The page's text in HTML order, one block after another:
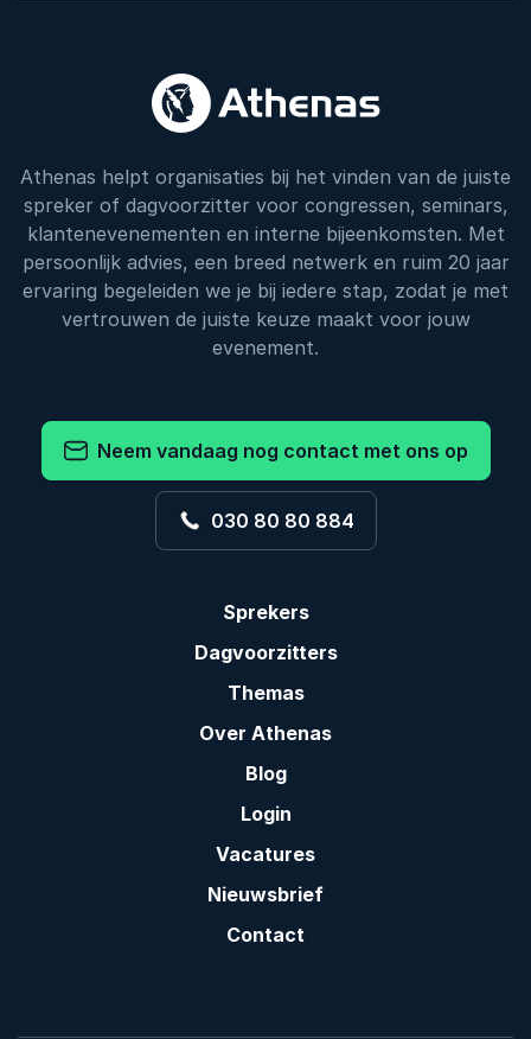
Athenas helpt organisaties bij het vinden van de juiste
spreker of dagvoorzitter voor congressen, seminars,
klantenevenementen en interne bijeenkomsten. Met
persoonlijk advies, een breed netwerk en ruim 20 jaar
ervaring begeleiden we je bij iedere stap, zodat je met
vertrouwen de juiste keuze maakt voor jouw
evenement.
Neem vandaag nog contact met ons op
030 80 80 884
Sprekers
Dagvoorzitters
Themas
Over Athenas
Blog
Login
Vacatures
Nieuwsbrief
Contact